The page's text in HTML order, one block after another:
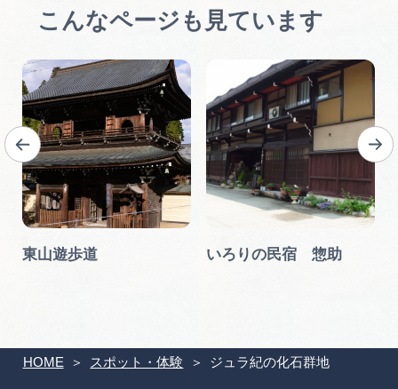
HOME スポット・体験 ジュラ紀の化石群地
こんなページも見ています
東山遊歩道 いろりの民宿 惣助